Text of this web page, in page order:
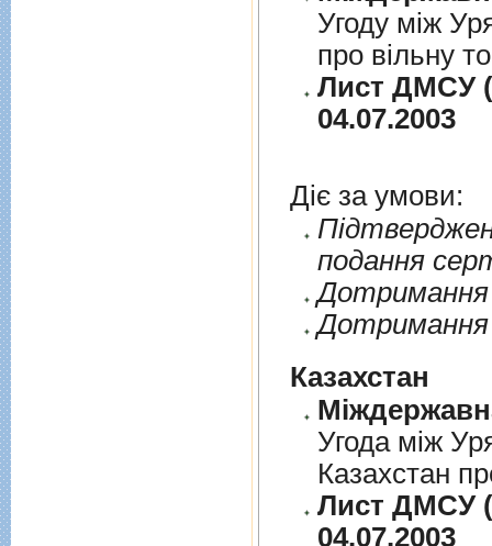
Угоду між
про вільну
Лист ДМСУ
04.07.2003
Діє за умови:
подання
Дотримання
Дотримання
Казахстан
Угода між
Казахстан
Лист ДМСУ
04.07.2003